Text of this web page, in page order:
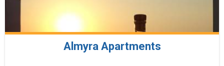
Almyra Apartments